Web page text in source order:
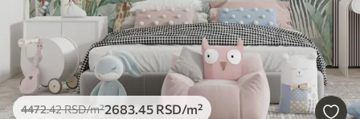
4472.42RSD/m²2683 .45 RSD/m²